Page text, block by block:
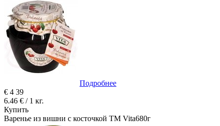
Подробнее
€ 4 39
6.46 € / 1 кг.
Купить
Варенье из вишни с косточкой ТМ Vita680г